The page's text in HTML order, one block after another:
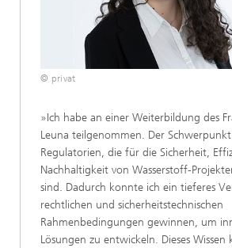
© privat
»Ich habe an einer Weiterbildung des
Leuna teilgenommen. Der
Regulatorien, die für die Sicherheit,
Nachhaltigkeit von Wasserstoff-
sind. Dadurch konnte ich ein tieferes
rechtlichen und sicherheitstechnischen
Rahmenbedingungen gewinnen, um
Lösungen zu entwickeln. Dieses